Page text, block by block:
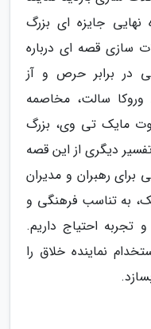
نهایی جایزه ای بزرگ
سازی قصه ای درباره
در برابر حرص و آز
سالت، مخاصمه
مایک تی وی، بزرگ
دیگری از این قصه
برای رهبران و مدیران
به تناسب فرهنگی و
تجربه احتیاج داریم.
نماینده خلاق را